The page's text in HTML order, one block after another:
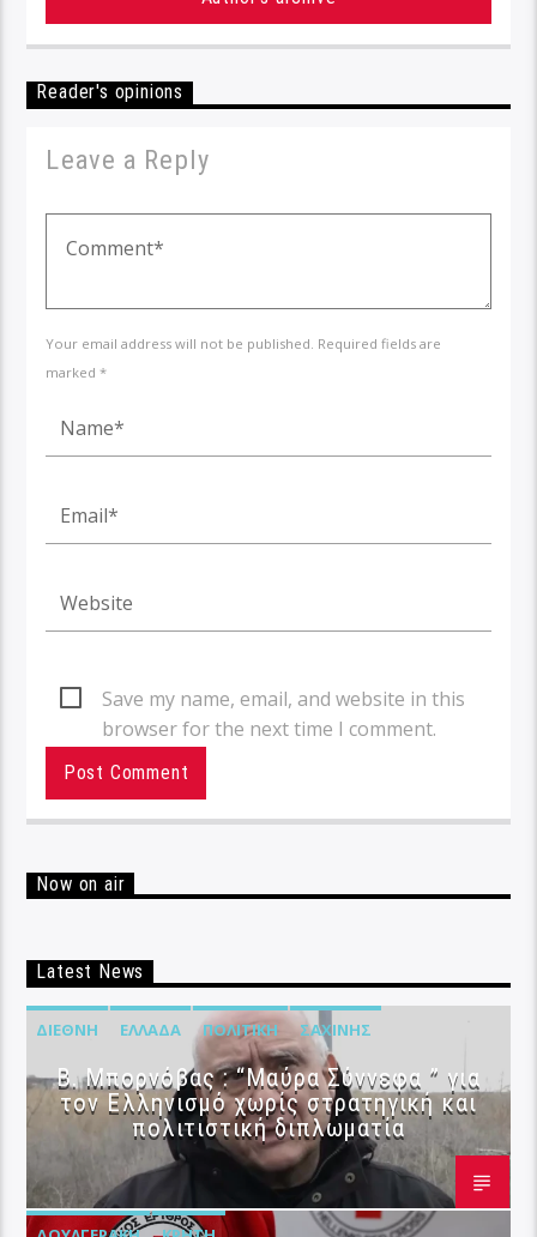
Reader's opinions
Leave a Reply
Your email address will not be published. Required fields are
marked *
Save my name, email, and website in this
browser for the next time I comment.
Now on air
Latest News
ΔΙΕΘΝΉ ΕΛΛΆΔΑ ΠΟΛΙΤΙΚΉ ΣΑΧΊΝΗΣ
B. Μπορνόβας : “Μαύρα Σύννεφα ” για
τον Ελληνισμό χωρίς στρατηγική και
πολιτιστική διπλωματία